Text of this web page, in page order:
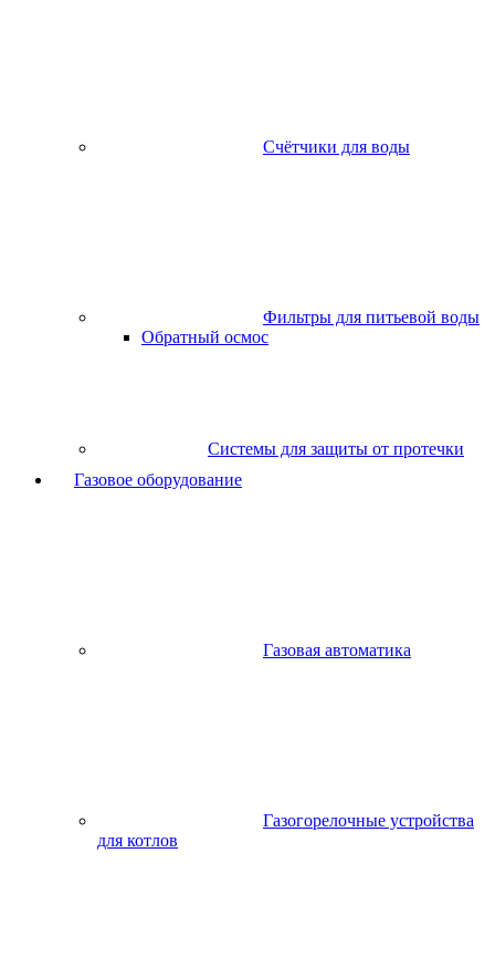
Счётчики для воды
Фильтры для питьевой воды
Обратный осмос
Системы для защиты от протечки
Газовое оборудование
Газовая автоматика
Газогорелочные устройства
для котлов